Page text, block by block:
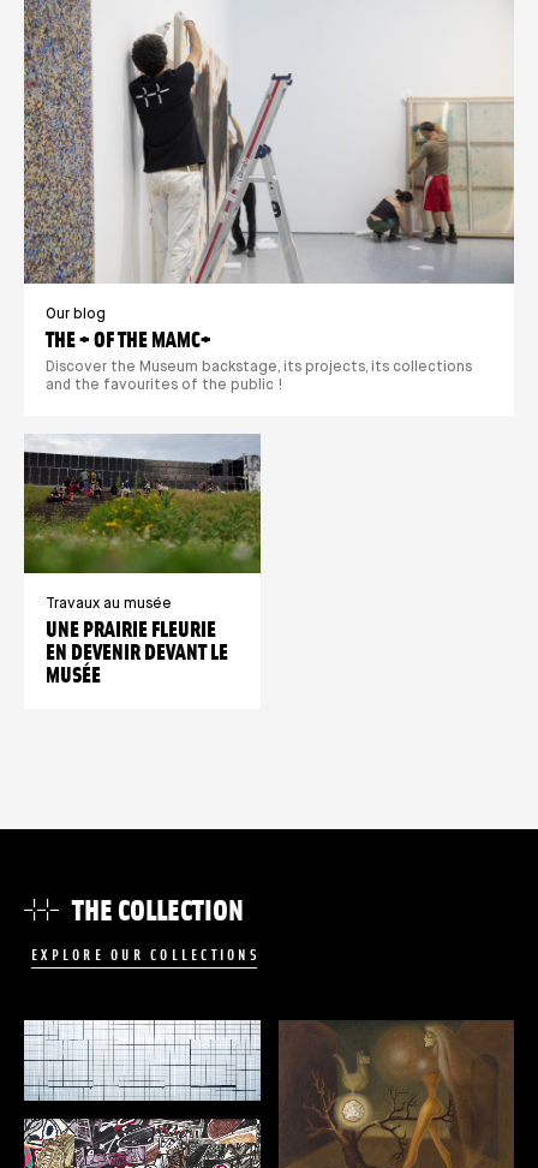
THE + OF THE MAMC+
Our blog
Discover the Museum backstage, its projects, its collections
and the favourites of the public !
UNE PRAIRIE FLEURIE
EN DEVENIR DEVANT LE
MUSÉE
Travaux au musée
THE COLLECTION
EXPLORE OUR COLLECTIONS